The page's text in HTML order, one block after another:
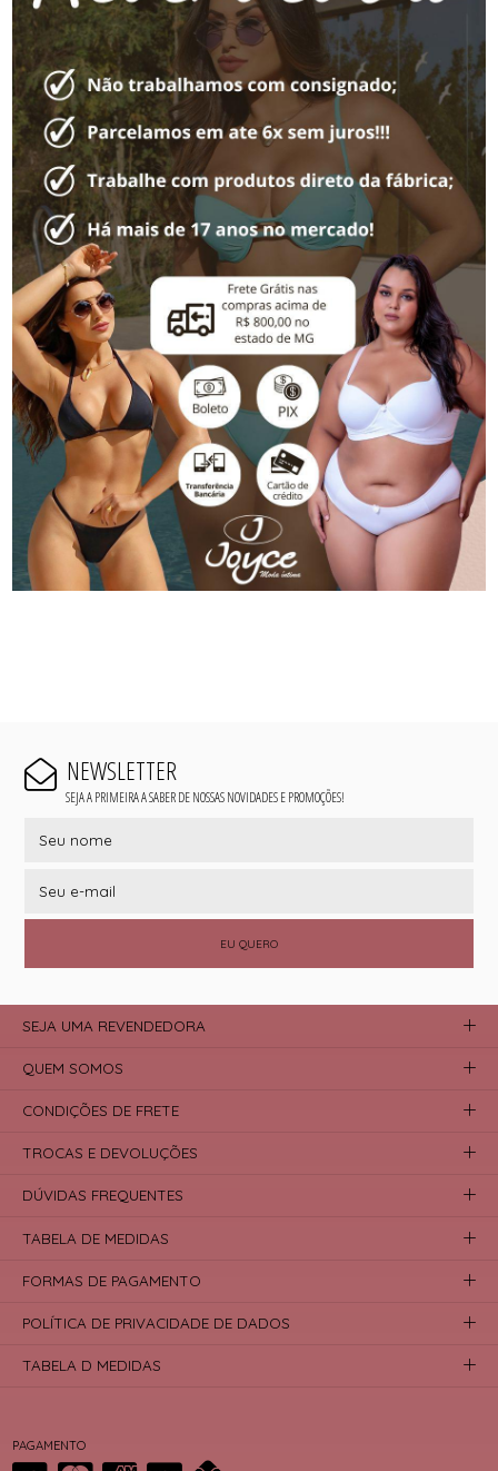
NEWSLETTER
SEJA A PRIMEIRA A SABER DE NOSSAS NOVIDADES E PROMOÇÕES!
EU QUERO
PAGAMENTO
SEJA UMA REVENDEDORA
QUEM SOMOS
CONDIÇÕES DE FRETE
TROCAS E DEVOLUÇÕES
DÚVIDAS FREQUENTES
TABELA DE MEDIDAS
FORMAS DE PAGAMENTO
POLÍTICA DE PRIVACIDADE DE DADOS
TABELA D MEDIDAS